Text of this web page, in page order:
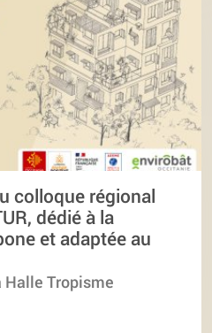
colloque régional
dédié à la
et adaptée au
Halle Tropisme